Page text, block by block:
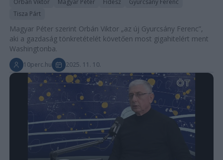
Tisza Párt
Magyar Péter szerint Orbán Viktor „az új Gyurcsány Ferenc”,
aki a gazdaság tönkretételét követően most gigahitelért ment
Washingtonba.
10perc.hu 2025. 11. 10.